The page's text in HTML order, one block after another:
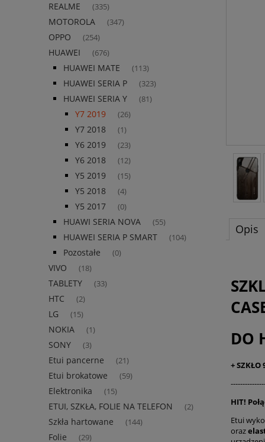
REALME (335)
MOTOROLA (347)
OPPO (254)
HUAWEI (676)
HUAWEI MATE (113)
HUAWEI SERIA P (323)
HUAWEI SERIA Y (81)
Y7 2019 (26)
Y7 2018 (1)
Y6 2019 (23)
Y6 2018 (12)
Y5 2019 (15)
Y5 2018 (4)
Y5 2017 (0)
HUAWI SERIA NOVA (55)
HUAWEI SERIA P SMART (104)
Pozostałe (0)
VIVO (18)
TABLETY (33)
HTC (2)
LG (15)
NOKIA (1)
SONY (3)
Etui pancerne (21)
Etui brokatowe (59)
Elektronika (15)
ETUI, SZKŁA, FOLIE NA TELEFON (2)
Szkła hartowane (144)
Folie (29)
Opis
DO
+ SZKŁO
HIT!
Etui
oraz